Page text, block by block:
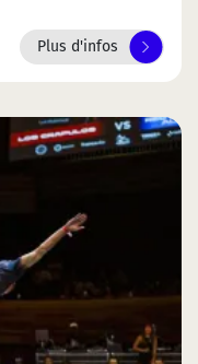
Plus d'infos